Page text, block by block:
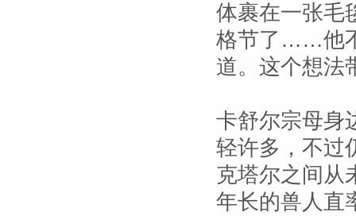
体裹在一张毛
格节了……他
道。这个想法
卡舒尔宗母身
轻许多，不过
克塔尔之间从
年长的兽人直